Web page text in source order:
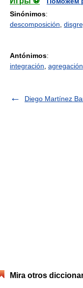
Sinónimos:
descomposición
Antónimos:
integración agregación
Diego Martínez
Mira otros